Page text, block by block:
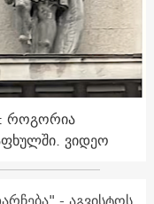
როგორია
ვიდეო